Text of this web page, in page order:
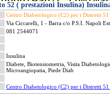
52 ( prestazioni Insulina)
Centro Diabetologico (C2) per i Distretti 51
Via Ciccarelli, 1 - Barra c/o P.S.I. Napoli Est
081 2544071
Insulina
Diabete, Biotensiometria, Visita
Microangiopatia, Piede Diab
Centro Diabetologico (C2) per i Distretti 51